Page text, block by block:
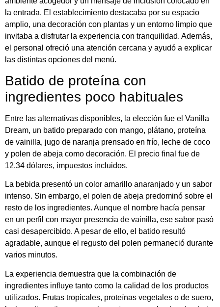
la entrada. El establecimiento destacaba por su espacio
amplio, una decoración con plantas y un entorno limpio que
invitaba a disfrutar la experiencia con tranquilidad. Además,
el personal ofreció una atención cercana y ayudó a explicar
las distintas opciones del menú.
Batido de proteína con
ingredientes poco habituales
Entre las alternativas disponibles, la elección fue el Vanilla
Dream, un batido preparado con mango, plátano, proteína
de vainilla, jugo de naranja prensado en frío, leche de coco
y polen de abeja como decoración. El precio final fue de
12.34 dólares, impuestos incluidos.
La bebida presentó un color amarillo anaranjado y un sabor
intenso. Sin embargo, el polen de abeja predominó sobre el
resto de los ingredientes. Aunque el nombre hacía pensar
en un perfil con mayor presencia de vainilla, ese sabor pasó
casi desapercibido. A pesar de ello, el batido resultó
agradable, aunque el regusto del polen permaneció durante
varios minutos.
La experiencia demuestra que la combinación de
ingredientes influye tanto como la calidad de los productos
utilizados. Frutas tropicales, proteínas vegetales o de suero,